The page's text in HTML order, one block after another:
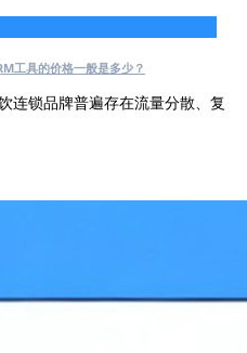
工具的价格一般是多少？
连锁品牌普遍存在流量分散、复